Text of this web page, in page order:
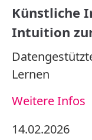
Künstliche
Intuition
Lernen
Weitere Infos
14.02.2026